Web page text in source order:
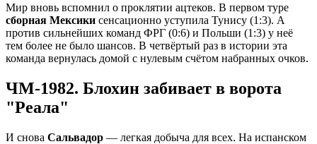
Мир вновь вспомнил о проклятии ацтеков. В первом туре
сборная Мексики сенсационно уступила Тунису (1:3). А
против сильнейших команд ФРГ (0:6) и Польши (1:3) у неё
тем более не было шансов. В четвёртый раз в истории эта
команда вернулась домой с нулевым счётом набранных очков.
ЧМ-1982. Блохин забивает в ворота
"Реала"
И снова Сальвадор — легкая добыча для всех. На испанском